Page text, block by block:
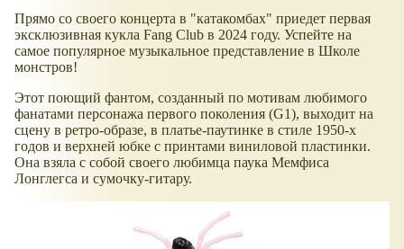
Прямо со своего концерта в "катакомбах" приедет первая
эксклюзивная кукла Fang Club в 2024 году. Успейте на
самое популярное музыкальное представление в Школе
монстров!
Этот поющий фантом, созданный по мотивам любимого
фанатами персонажа первого поколения (G1), выходит на
сцену в ретро-образе, в платье-паутинке в стиле 1950-х
годов и верхней юбке с принтами виниловой пластинки.
Она взяла с собой своего любимца паука Мемфиса
Лонглегса и сумочку-гитару.